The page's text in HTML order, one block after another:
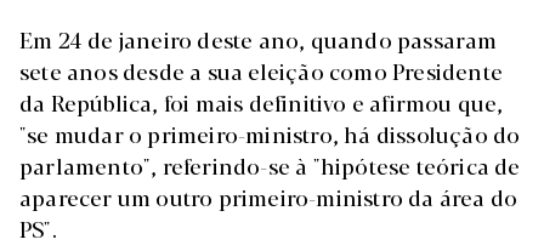
Em 24 de janeiro deste ano, quando passaram
sete anos desde a sua eleição como Presidente
da República, foi mais definitivo e afirmou que,
"se mudar o primeiro-ministro, há dissolução do
parlamento", referindo-se à "hipótese teórica de
aparecer um outro primeiro-ministro da área do
PS".